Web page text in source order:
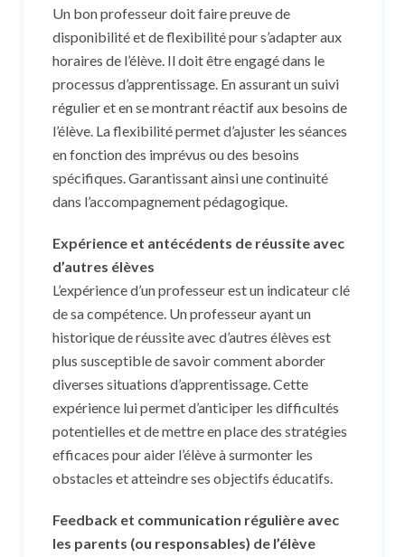
Un bon professeur doit faire preuve de
disponibilité et de flexibilité pour s’adapter aux
horaires de l’élève. Il doit être engagé dans le
processus d’apprentissage. En assurant un suivi
régulier et en se montrant réactif aux besoins de
l’élève. La flexibilité permet d’ajuster les séances
en fonction des imprévus ou des besoins
spécifiques. Garantissant ainsi une continuité
dans l’accompagnement pédagogique.
Expérience et antécédents de réussite avec
d’autres élèves
L’expérience d’un professeur est un indicateur clé
de sa compétence. Un professeur ayant un
historique de réussite avec d’autres élèves est
plus susceptible de savoir comment aborder
diverses situations d’apprentissage. Cette
expérience lui permet d’anticiper les difficultés
potentielles et de mettre en place des stratégies
efficaces pour aider l’élève à surmonter les
obstacles et atteindre ses objectifs éducatifs.
Feedback et communication régulière avec
les parents (ou responsables) de l’élève